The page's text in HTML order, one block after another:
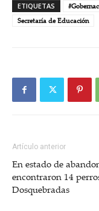
ETIQUETAS
Secretaría de Educación
Artículo anterior
En estado de
encontraron 14
Dosquebradas